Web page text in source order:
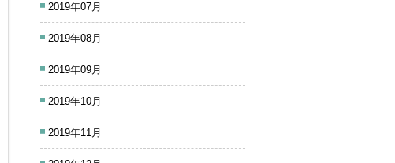
2019年07月
2019年08月
2019年09月
2019年10月
2019年11月